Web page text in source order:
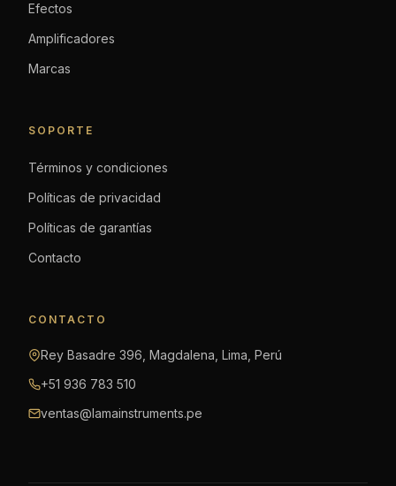
Efectos
Amplificadores
Marcas
SOPORTE
Términos y condiciones
Políticas de privacidad
Políticas de garantías
Contacto
CONTACTO
Rey Basadre 396, Magdalena, Lima, Perú
+51 936 783 510
ventas@lamainstruments.pe